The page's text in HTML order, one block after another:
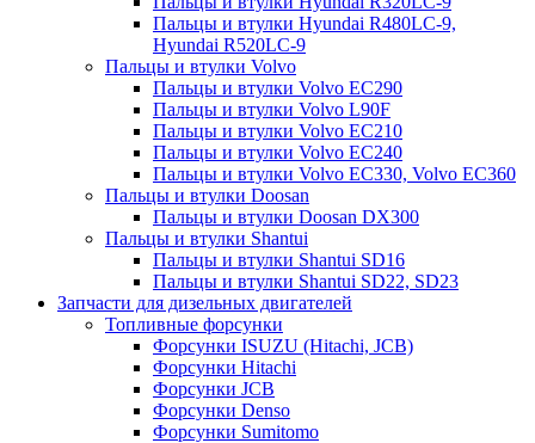
Пальцы и втулки Hyundai R480LC-9,
Hyundai R520LC-9
Пальцы и втулки Volvo
Пальцы и втулки Volvo EC290
Пальцы и втулки Volvo L90F
Пальцы и втулки Volvo EC210
Пальцы и втулки Volvo EC240
Пальцы и втулки Volvo EC330, Volvo EC360
Пальцы и втулки Doosan
Пальцы и втулки Doosan DX300
Пальцы и втулки Shantui
Пальцы и втулки Shantui SD16
Пальцы и втулки Shantui SD22, SD23
Запчасти для дизельных двигателей
Топливные форсунки
Форсунки ISUZU (Hitachi, JCB)
Форсунки Hitachi
Форсунки JCB
Форсунки Denso
Форсунки Sumitomo